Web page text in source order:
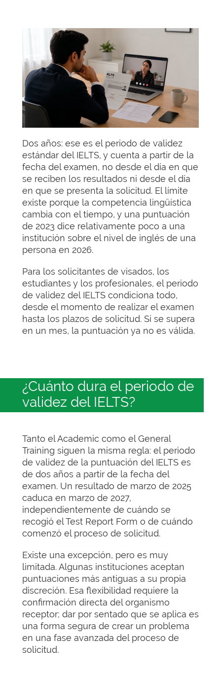
Dos años: ese es el periodo de validez
estándar del IELTS, y cuenta a partir de la
fecha del examen, no desde el día en que
se reciben los resultados ni desde el día
en que se presenta la solicitud. El límite
existe porque la competencia lingüística
cambia con el tiempo, y una puntuación
de 2023 dice relativamente poco a una
institución sobre el nivel de inglés de una
persona en 2026.
Para los solicitantes de visados, los
estudiantes y los profesionales, el periodo
de validez del IELTS condiciona todo,
desde el momento de realizar el examen
hasta los plazos de solicitud. Si se supera
en un mes, la puntuación ya no es válida.
¿Cuánto dura el periodo de
validez del IELTS?
Tanto el Academic como el General
Training siguen la misma regla: el periodo
de validez de la puntuación del IELTS es
de dos años a partir de la fecha del
examen. Un resultado de marzo de 2025
caduca en marzo de 2027,
independientemente de cuándo se
recogió el Test Report Form o de cuándo
comenzó el proceso de solicitud.
Existe una excepción, pero es muy
limitada. Algunas instituciones aceptan
puntuaciones más antiguas a su propia
discreción. Esa flexibilidad requiere la
confirmación directa del organismo
receptor; dar por sentado que se aplica es
una forma segura de crear un problema
en una fase avanzada del proceso de
solicitud.